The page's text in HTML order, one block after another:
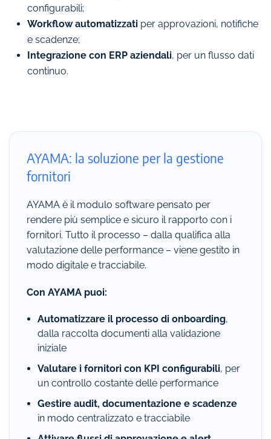
configurabili;
Workflow automatizzati per approvazioni, notifiche
e scadenze;
Integrazione con ERP aziendali, per un flusso dati
continuo.
AYAMA: la soluzione per la gestione
fornitori
AYAMA è il modulo software pensato per
rendere più semplice e sicuro il rapporto con i
fornitori. Tutto il processo – dalla qualifica alla
valutazione delle performance – viene gestito in
modo digitale e tracciabile.
Con AYAMA puoi:
Automatizzare il processo di onboarding,
dalla raccolta documenti alla validazione
iniziale
Valutare i fornitori con KPI configurabili, per
un controllo costante delle performance
Gestire audit, documentazione e scadenze
in modo centralizzato e tracciabile